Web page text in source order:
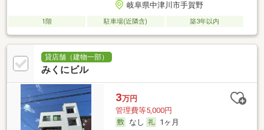
岐阜県中津川市手賀野
1階 駐車場(近隣含) 築3年以内
貸店舗（建物一部）
みくにビル
3万円
管理費等5,000円
なし
1ヶ月